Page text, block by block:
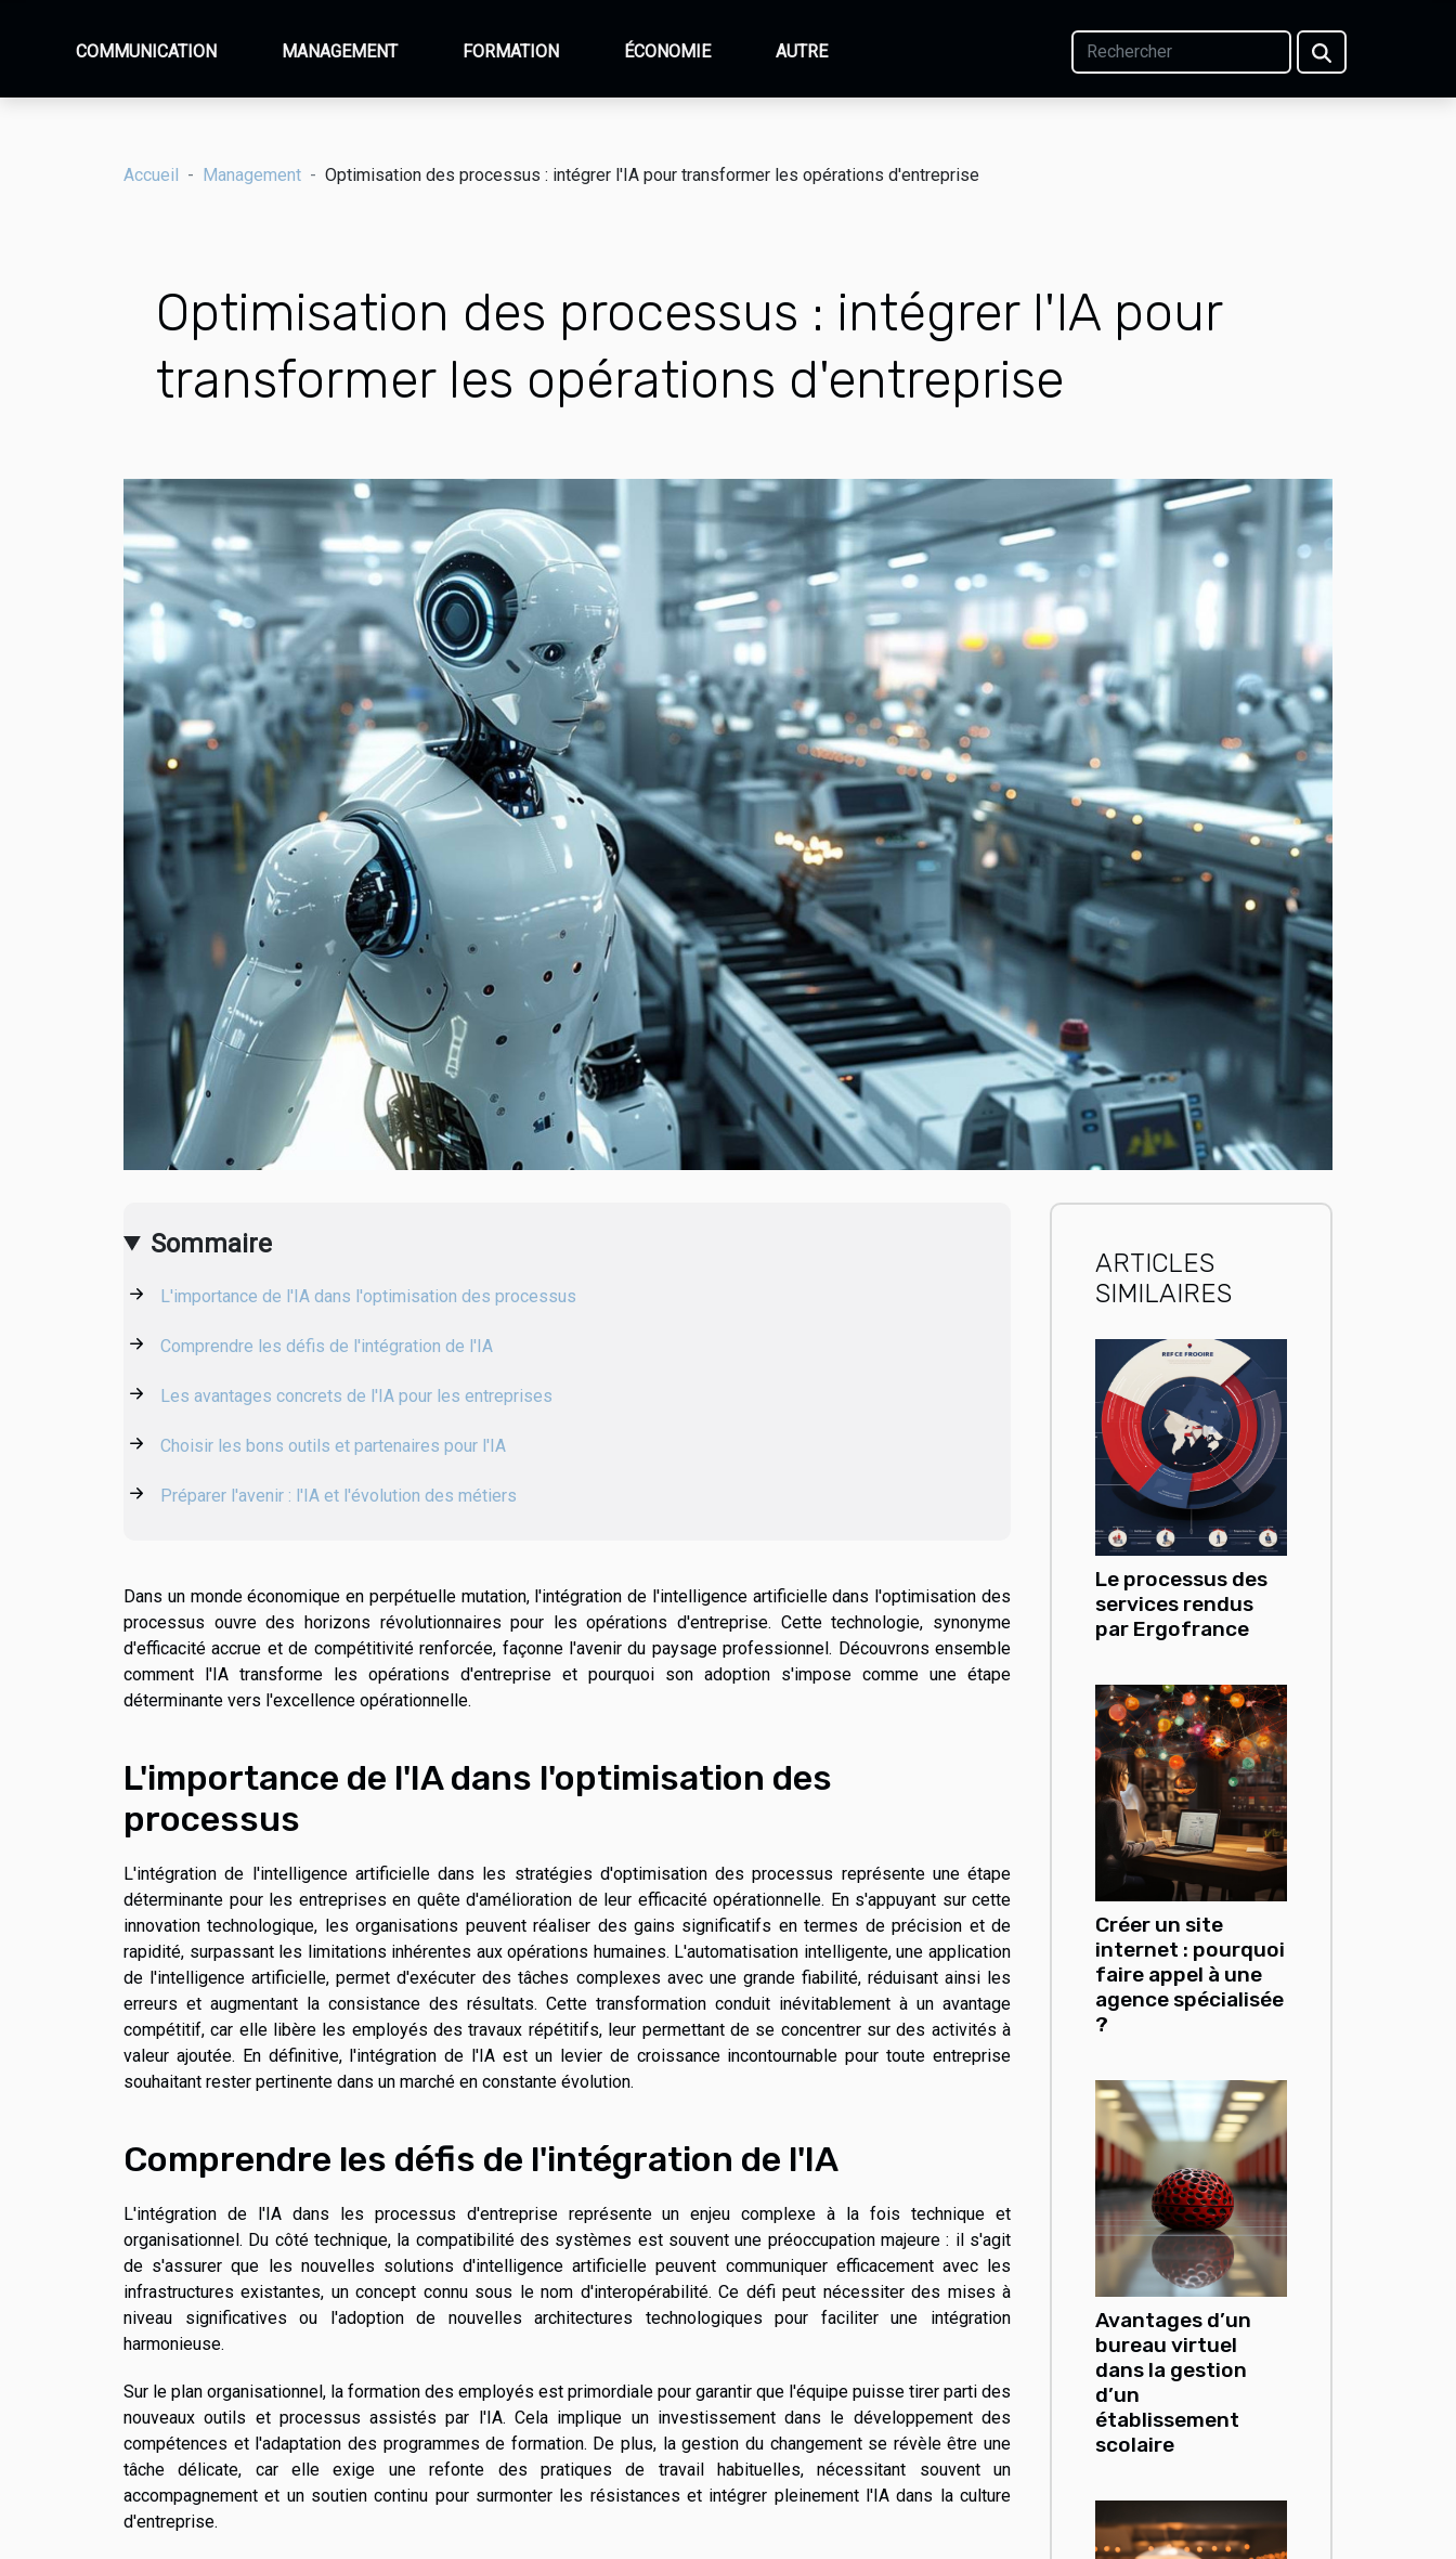
COMMUNICATION MANAGEMENT FORMATION ÉCONOMIE AUTRE
Accueil Management Optimisation des processus : intégrer l'IA pour transformer les opérations d'entreprise
Optimisation des processus : intégrer l'IA pour
transformer les opérations d'entreprise
Sommaire
L'importance de l'IA dans l'optimisation des processus
Comprendre les défis de l'intégration de l'IA
Les avantages concrets de l'IA pour les entreprises
Choisir les bons outils et partenaires pour l'IA
Préparer l'avenir : l'IA et l'évolution des métiers
Dans un monde économique en perpétuelle mutation, l'intégration de l'intelligence artificielle dans l'optimisation des
processus ouvre des horizons révolutionnaires pour les opérations d'entreprise. Cette technologie, synonyme
d'efficacité accrue et de compétitivité renforcée, façonne l'avenir du paysage professionnel. Découvrons ensemble
comment l'IA transforme les opérations d'entreprise et pourquoi son adoption s'impose comme une étape
déterminante vers l'excellence opérationnelle.
L'importance de l'IA dans l'optimisation des
processus
L'intégration de l'intelligence artificielle dans les stratégies d'optimisation des processus représente une étape
déterminante pour les entreprises en quête d'amélioration de leur efficacité opérationnelle. En s'appuyant sur cette
innovation technologique, les organisations peuvent réaliser des gains significatifs en termes de précision et de
rapidité, surpassant les limitations inhérentes aux opérations humaines. L'automatisation intelligente, une application
de l'intelligence artificielle, permet d'exécuter des tâches complexes avec une grande fiabilité, réduisant ainsi les
erreurs et augmentant la consistance des résultats. Cette transformation conduit inévitablement à un avantage
compétitif, car elle libère les employés des travaux répétitifs, leur permettant de se concentrer sur des activités à
valeur ajoutée. En définitive, l'intégration de l'IA est un levier de croissance incontournable pour toute entreprise
souhaitant rester pertinente dans un marché en constante évolution.
Comprendre les défis de l'intégration de l'IA
L'intégration de l'IA dans les processus d'entreprise représente un enjeu complexe à la fois technique et
organisationnel. Du côté technique, la compatibilité des systèmes est souvent une préoccupation majeure : il s'agit
de s'assurer que les nouvelles solutions d'intelligence artificielle peuvent communiquer efficacement avec les
infrastructures existantes, un concept connu sous le nom d'interopérabilité. Ce défi peut nécessiter des mises à
niveau significatives ou l'adoption de nouvelles architectures technologiques pour faciliter une intégration
harmonieuse.
Sur le plan organisationnel, la formation des employés est primordiale pour garantir que l'équipe puisse tirer parti des
nouveaux outils et processus assistés par l'IA. Cela implique un investissement dans le développement des
compétences et l'adaptation des programmes de formation. De plus, la gestion du changement se révèle être une
tâche délicate, car elle exige une refonte des pratiques de travail habituelles, nécessitant souvent un
accompagnement et un soutien continu pour surmonter les résistances et intégrer pleinement l'IA dans la culture
d'entreprise.
ARTICLES
SIMILAIRES
Le processus des
services rendus
par Ergofrance
Créer un site
internet : pourquoi
faire appel à une
agence spécialisée
?
Avantages d’un
bureau virtuel
dans la gestion
d’un
établissement
scolaire